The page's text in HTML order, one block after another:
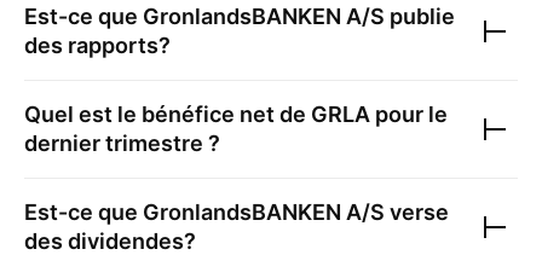
Est-ce que GronlandsBANKEN A/S publie
des rapports?
Quel est le bénéfice net de GRLA pour le
dernier trimestre ?
Est-ce que GronlandsBANKEN A/S verse
des dividendes?